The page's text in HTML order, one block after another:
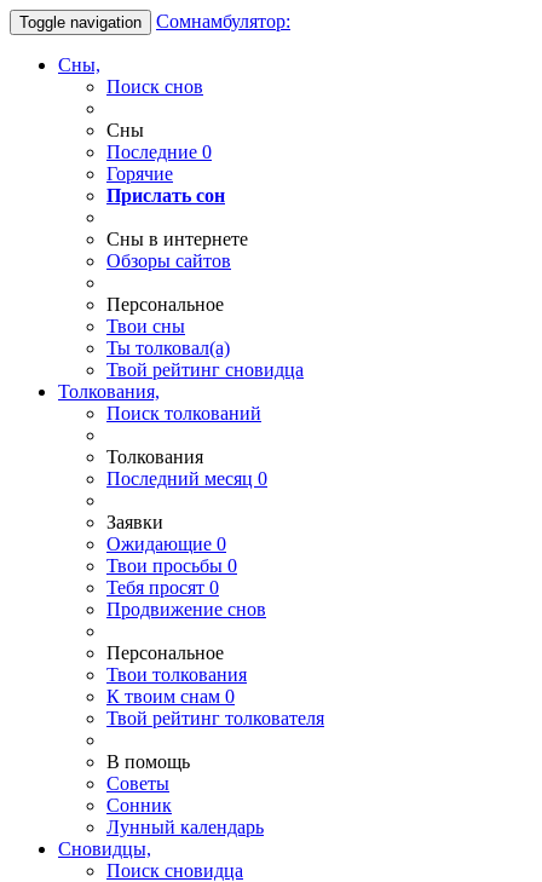
Toggle navigation Сомнамбулятор:
Сны,
Поиск снов
Сны
Последние 0
Горячие
Прислать сон
Сны в интернете
Обзоры сайтов
Персональное
Твои сны
Ты толковал(а)
Твой рейтинг сновидца
Толкования,
Поиск толкований
Толкования
Последний месяц 0
Заявки
Ожидающие 0
Твои просьбы 0
Тебя просят 0
Продвижение снов
Персональное
Твои толкования
К твоим снам 0
Твой рейтинг толкователя
В помощь
Советы
Сонник
Лунный календарь
Сновидцы,
Поиск сновидца